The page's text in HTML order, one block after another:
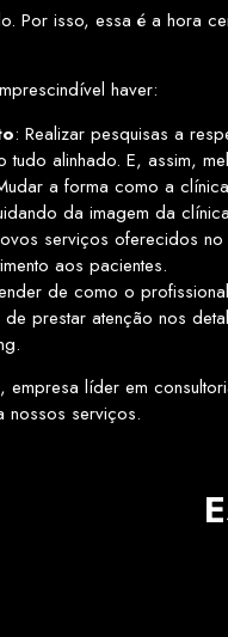
Por isso, essa é a hora
haver:
: Realizar pesquisas a
tudo alinhado. E, assim,
a forma como a
da imagem da
serviços oferecidos no
aos pacientes.
de como o
prestar atenção nos
, empresa líder em
nossos serviços.